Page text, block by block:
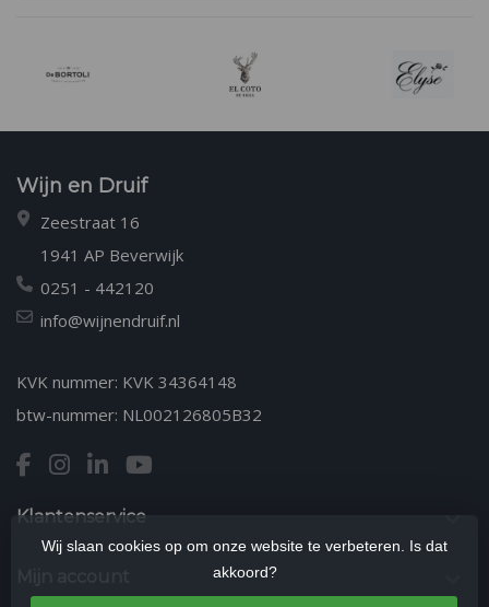
Wijn en Druif
Zeestraat 16
1941 AP Beverwijk
0251 - 442120
info@wijnendruif.nl
KVK nummer: KVK 34364148
btw-nummer: NL002126805B32
Klantenservice
Wij slaan cookies op om onze website te verbeteren. Is dat
akkoord?